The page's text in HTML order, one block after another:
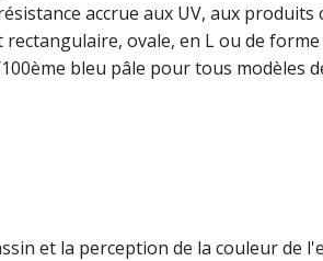
accrue aux UV, aux
ovale, en L ou de forme
bleu pâle pour tous modèles
et la perception de la couleur de